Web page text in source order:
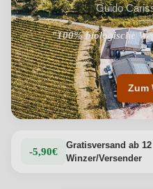
Guido
"100% biologische
"Traditioneller
Zum
-5,90€
Gratisversand ab
Winzer/Versender